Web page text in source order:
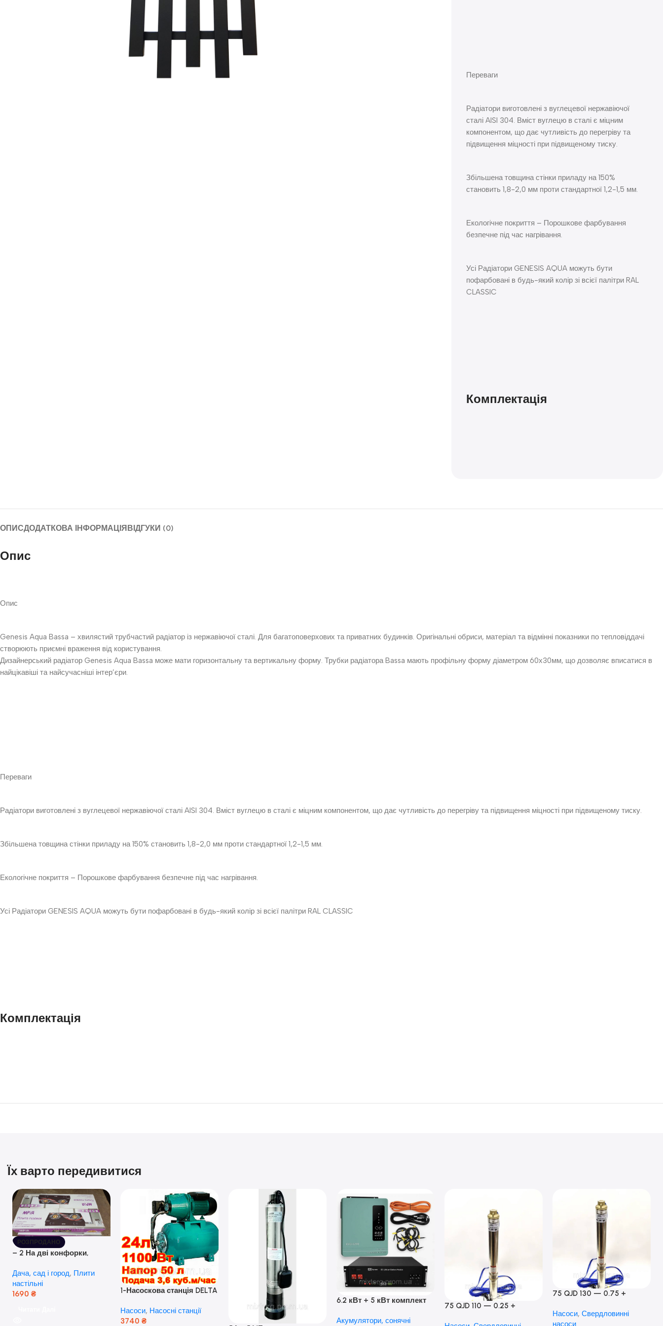
Переваги
Радіатори виготовлені з вуглецевої нержавіючої
сталі AISI 304. Вміст вуглецю в сталі є міцним
компонентом, що дає чутливість до перегріву та
підвищення міцності при підвищеному тиску.
Збільшена товщина стінки приладу на 150%
становить 1,8-2,0 мм проти стандартної 1,2-1,5 мм.
Екологічне покриття – Порошкове фарбування
безпечне під час нагрівання.
Усі Радіатори GENESIS AQUA можуть бути
пофарбовані в будь-який колір зі всієї палітри RAL
CLASSIC
Комплектація
ОПИСДОДАТКОВА ІНФОРМАЦІЯВІДГУКИ (0)
Опис
Опис
Genesis Aqua Bassa – хвилястий трубчастий радіатор із нержавіючої сталі. Для багатоповерхових та приватних будинків. Оригінальні обриси, матеріал та відмінні показники по тепловіддачі
створюють приємні враження від користування.
Дизайнерський радіатор Genesis Aqua Bassa може мати горизонтальну та вертикальну форму. Трубки радіатора Bassa мають профільну форму діаметром 60х30мм, що дозволяє вписатися в
найцікавіші та найсучасніші інтер’єри.
Переваги
Радіатори виготовлені з вуглецевої нержавіючої сталі AISI 304. Вміст вуглецю в сталі є міцним компонентом, що дає чутливість до перегріву та підвищення міцності при підвищеному тиску.
Збільшена товщина стінки приладу на 150% становить 1,8-2,0 мм проти стандартної 1,2-1,5 мм.
Екологічне покриття – Порошкове фарбування безпечне під час нагрівання.
Усі Радіатори GENESIS AQUA можуть бути пофарбовані в будь-який колір зі всієї палітри RAL CLASSIC
Комплектація
Їх варто передивитися
РОЗПРОДАНО
– 2 На дві конфорки,
розпалюванням.
Дача, сад і город, Плити
настільні
1690 ₴
1-Насоскова станція DELTA
кВт) ( Польща)
Насоси, Насосні станції
3740 ₴
6.2 кВт + 5 кВт комплект
Гібридний інвертор Anern
Акумулятори, сонячні
75 QJD 110 — 0.25 +
75 QJD 130 — 0.75 +
Насоси, Свердловинні
насоси